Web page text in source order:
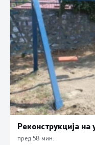
Реконструкција
пред 58 мин.